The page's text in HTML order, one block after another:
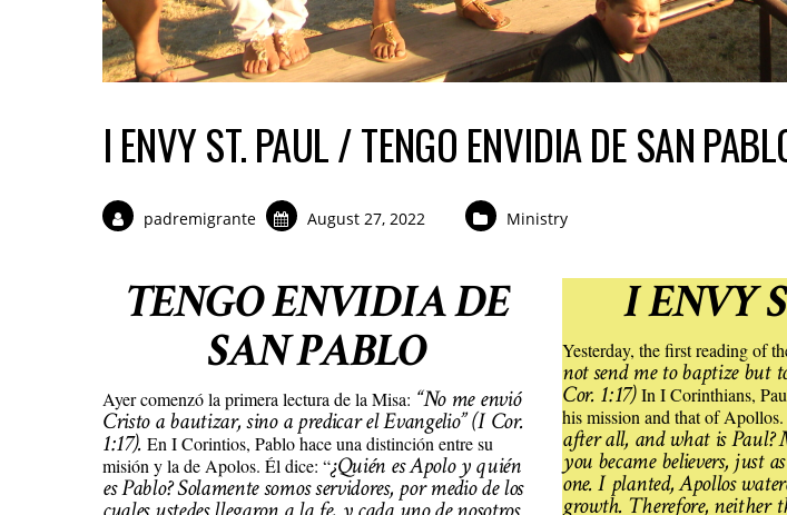
I ENVY ST. PAUL / TENGO ENVIDIA DE SAN
padremigrante August 27, 2022 Ministry
TENGO ENVIDIA DE
SAN PABLO
Ayer comenzó la primera lectura de la Misa: “No me envió
Cristo a bautizar, sino a predicar el Evangelio” (I Cor.
1:17). En I Corintios, Pablo hace una distinción entre su
misión y la de Apolos. Él dice: “¿Quién es Apolo y quién
es Pablo? Solamente somos servidores, por medio de los
I ENVY
Yesterday, the first reading of
not send me to baptize but
Cor. 1:17)In I Corinthians,
his mission and that of Apollos.
after all, and what is
you became believers, just
one. I planted, Apollos
growth. Therefore, neither